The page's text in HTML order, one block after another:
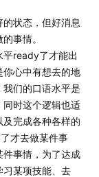
以换钱或换宿
是一个以同路
人？
攻略、签证攻略
状态，但好消息
事情。
平ready了才能出
你心中有想去的地
们的口语水平是
时这个逻辑也适
完成各种各样的
才去做某件事
事情，为了达成
习某项技能、去